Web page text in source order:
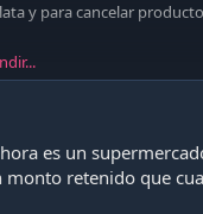
y para cancelar
es un
retenido que